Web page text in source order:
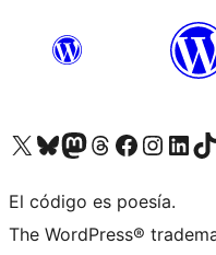
Visita nuestra cuenta de X (anteriormente Twitter)
Visita nuestra cuenta de Bluesky
Visita nuestra cuenta de Mastodon
Visita nuestra cuenta de Threads
Visita nuestra página de
Visita nuestraVisita nuestra
Visita
El código es poesía.
The WordPress®